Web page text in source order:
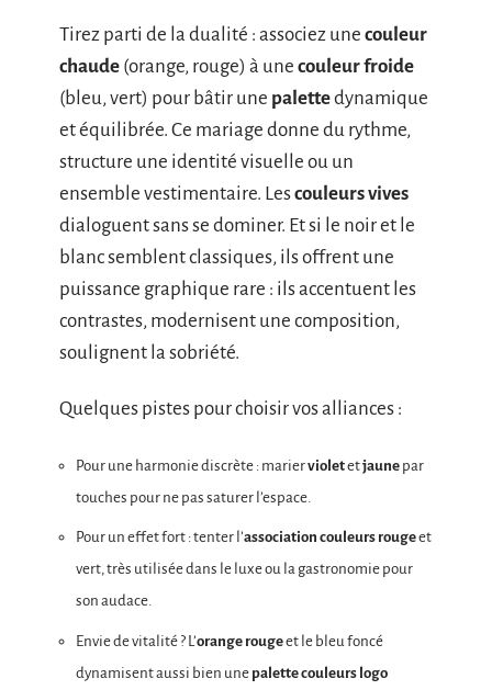
Tirez parti de la dualité : associez une couleur
chaude (orange, rouge) à une couleur froide
(bleu, vert) pour bâtir une palettedynamique
et équilibrée. Ce mariage donne du rythme,
structure une identité visuelle ou un
ensemble vestimentaire. Lescouleurs vives
dialoguent sans se dominer. Et si le noir et le
blanc semblent classiques, ils offrent une
puissance graphique rare : ils accentuent les
contrastes, modernisent une composition,
soulignent la sobriété.
Quelques pistes pour choisir vos alliances :
Pour une harmonie discrète : mariervioletetjaune par
touches pour ne pas saturer l’espace.
Pour un effet fort : tenter l’association couleurs rougeet
vert, très utilisée dans le luxe ou la gastronomie pour
son audace.
Envie de vitalité ? L’orange rougeet le bleu foncé
dynamisent aussi bien une palette couleurs logo